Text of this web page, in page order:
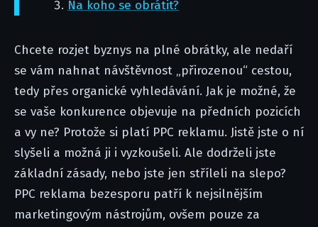
Na koho se obrátit?
Chcete rozjet byznys na plné obrátky, ale nedaří
se vám nahnat návštěvnost „přirozenou“ cestou,
tedy přes organické vyhledávání. Jak je možné, že
se vaše konkurence objevuje na předních pozicích
a vy ne? Protože si platí PPC reklamu. Jistě jste o ní
slyšeli a možná ji i vyzkoušeli. Ale dodrželi jste
základní zásady, nebo jste jen stříleli na slepo?
PPC reklama bezesporu patří k nejsilnějším
marketingovým nástrojům, ovšem pouze za